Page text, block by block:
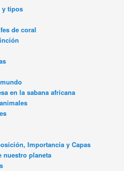
y tipos
de coral
en la sabana africana
Importancia y Capas
nuestro planeta